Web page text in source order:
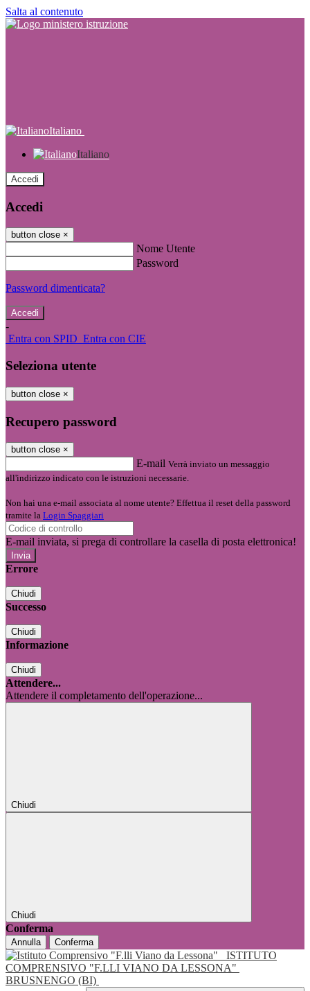
Salta al contenuto
Italiano
Italiano
Accedi
Accedi
button close ×
Nome Utente
Password
Password dimenticata?
-
Entra con SPID Entra con CIE
Seleziona utente
button close ×
Recupero password
button close ×
E-mail Verrà inviato un messaggio
all'indirizzo indicato con le istruzioni necessarie.
Non hai una e-mail associata al nome utente? Effettua il reset della password
tramite la Login Spaggiari
E-mail inviata, si prega di controllare la casella di posta elettronica!
Errore
Chiudi
Successo
Chiudi
Informazione
Chiudi
Attendere...
Attendere il completamento dell'operazione...
Chiudi
Chiudi
Conferma
Annulla Conferma
ISTITUTO
COMPRENSIVO "F.LLI VIANO DA LESSONA"
BRUSNENGO (BI)